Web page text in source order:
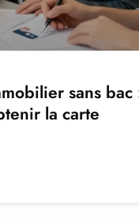
sans bac
la carte